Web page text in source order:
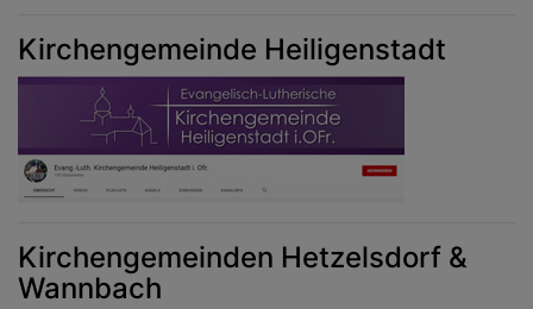
Kirchengemeinde Heiligenstadt
Kirchengemeinden Hetzelsdorf &
Wannbach